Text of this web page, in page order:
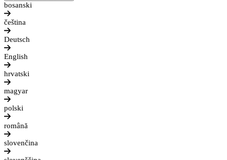
bosanski
čeština
Deutsch
English
hrvatski
magyar
polski
română
slovenčina